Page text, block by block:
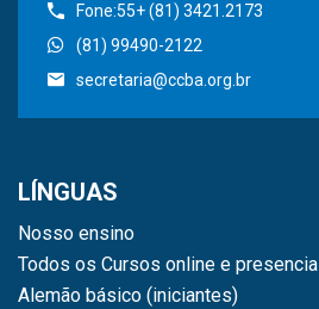
Fone:55+ (81) 3421.2173
(81) 99490-2122
secretaria@ccba.org.br
LÍNGUAS
Nosso ensino
Todos os Cursos online e presencial
Alemão básico (iniciantes)